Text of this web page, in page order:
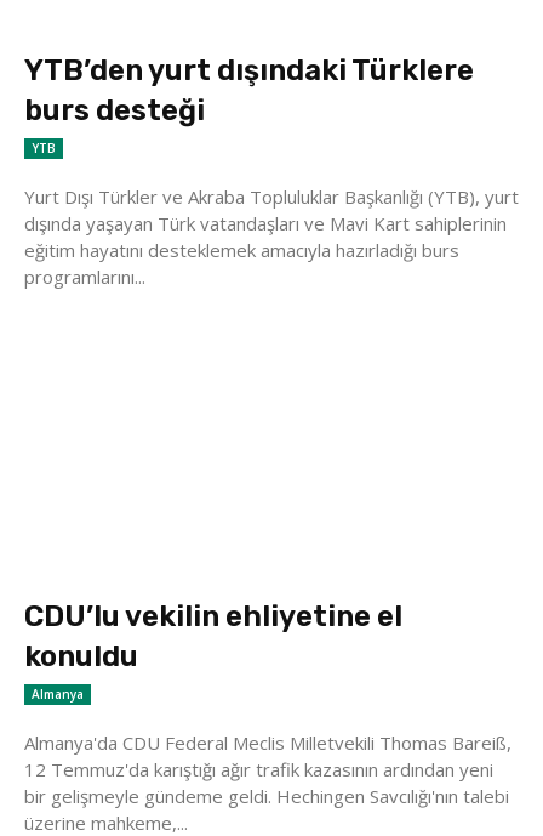
YTB’den yurt dışındaki Türklere
burs desteği
YTB
Yurt Dışı Türkler ve Akraba Topluluklar Başkanlığı (YTB), yurt
dışında yaşayan Türk vatandaşları ve Mavi Kart sahiplerinin
eğitim hayatını desteklemek amacıyla hazırladığı burs
programlarını...
CDU’lu vekilin ehliyetine el
konuldu
Almanya
Almanya'da CDU Federal Meclis Milletvekili Thomas Bareiß,
12 Temmuz'da karıştığı ağır trafik kazasının ardından yeni
bir gelişmeyle gündeme geldi. Hechingen Savcılığı'nın talebi
üzerine mahkeme,...